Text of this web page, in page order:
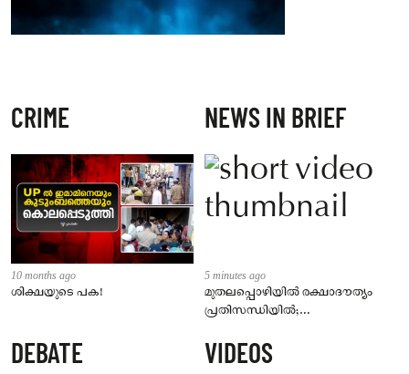
CRIME
10 months ago
ശിക്ഷയുടെ പക!
NEWS IN BRIEF
5 minutes ago
മുതലപ്പൊഴിയിൽ രക്ഷാദൗത്യം
പ്രതിസന്ധിയിൽ;
കൊല്ലത്തേക്ക് മടങ്ങി; തിരച്ചിൽ
രാമേശ്വരത്തേക്ക്
DEBATE VIDEOS